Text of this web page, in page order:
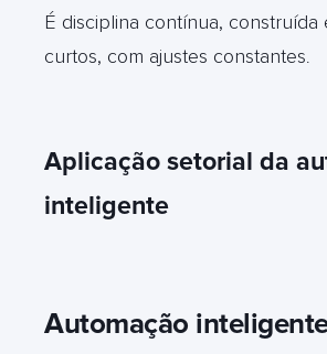
É disciplina contínua, construída
curtos, com ajustes constantes.
Aplicação setorial da
inteligente
Automação